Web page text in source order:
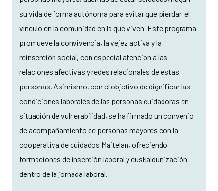
su vida de forma autónoma para evitar que pierdan el
vínculo en la comunidad en la que viven. Este programa
promueve la convivencia, la vejez activa y la
reinserción social, con especial atención a las
relaciones afectivas y redes relacionales de estas
personas. Asimismo, con el objetivo de dignificar las
condiciones laborales de las personas cuidadoras en
situación de vulnerabilidad, se ha firmado un convenio
de acompañamiento de personas mayores con la
cooperativa de cuidados Maitelan, ofreciendo
formaciones de inserción laboral y euskaldunización
dentro de la jornada laboral.